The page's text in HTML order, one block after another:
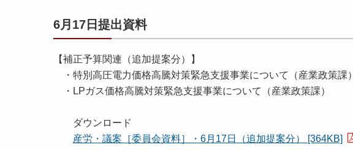
6月17日提出資料
【補正予算関連（追加提案分）】
・特別高圧電力価格高騰対策緊急支援事業について（産業政策課）
・LPガス価格高騰対策緊急支援事業について（産業政策課）
ダウンロード
産労・議案［委員会資料］・6月17日（追加提案分） [364KB]